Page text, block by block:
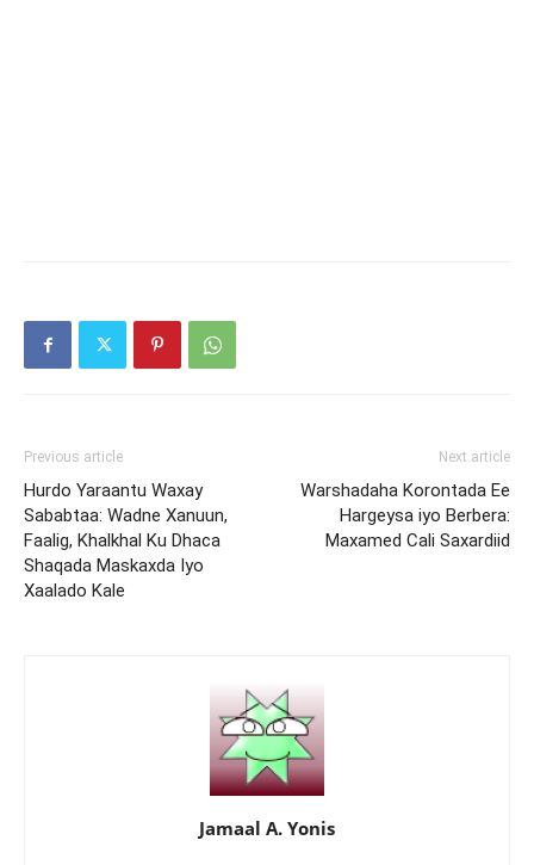
Previous article
Hurdo Yaraantu Waxay
Sababtaa: Wadne Xanuun,
Faalig, Khalkhal Ku Dhaca
Shaqada Maskaxda Iyo
Xaalado Kale
Next article
Warshadaha Korontada Ee
Hargeysa iyo Berbera:
Maxamed Cali Saxardiid
Jamaal A. Yonis